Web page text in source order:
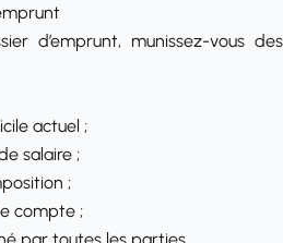
d’emprunt, munissez-vous des
actuel ;
salaire ;
;
compte ;
par toutes les parties.